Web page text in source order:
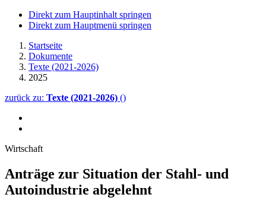
Direkt zum Hauptinhalt springen
Direkt zum Hauptmenü springen
Startseite
Dokumente
Texte (2021-2026)
2025
zurück zu: Texte (2021-2026) ()
Wirtschaft
Anträge zur Situation der Stahl- und
Autoindustrie abgelehnt